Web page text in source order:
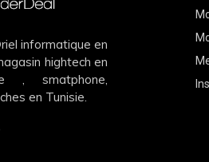
informatique en
hightech en
, smatphone,
en Tunisie.